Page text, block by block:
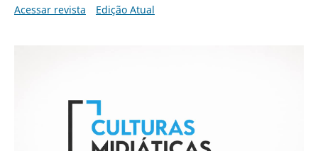
Acessar revista
Edição Atual